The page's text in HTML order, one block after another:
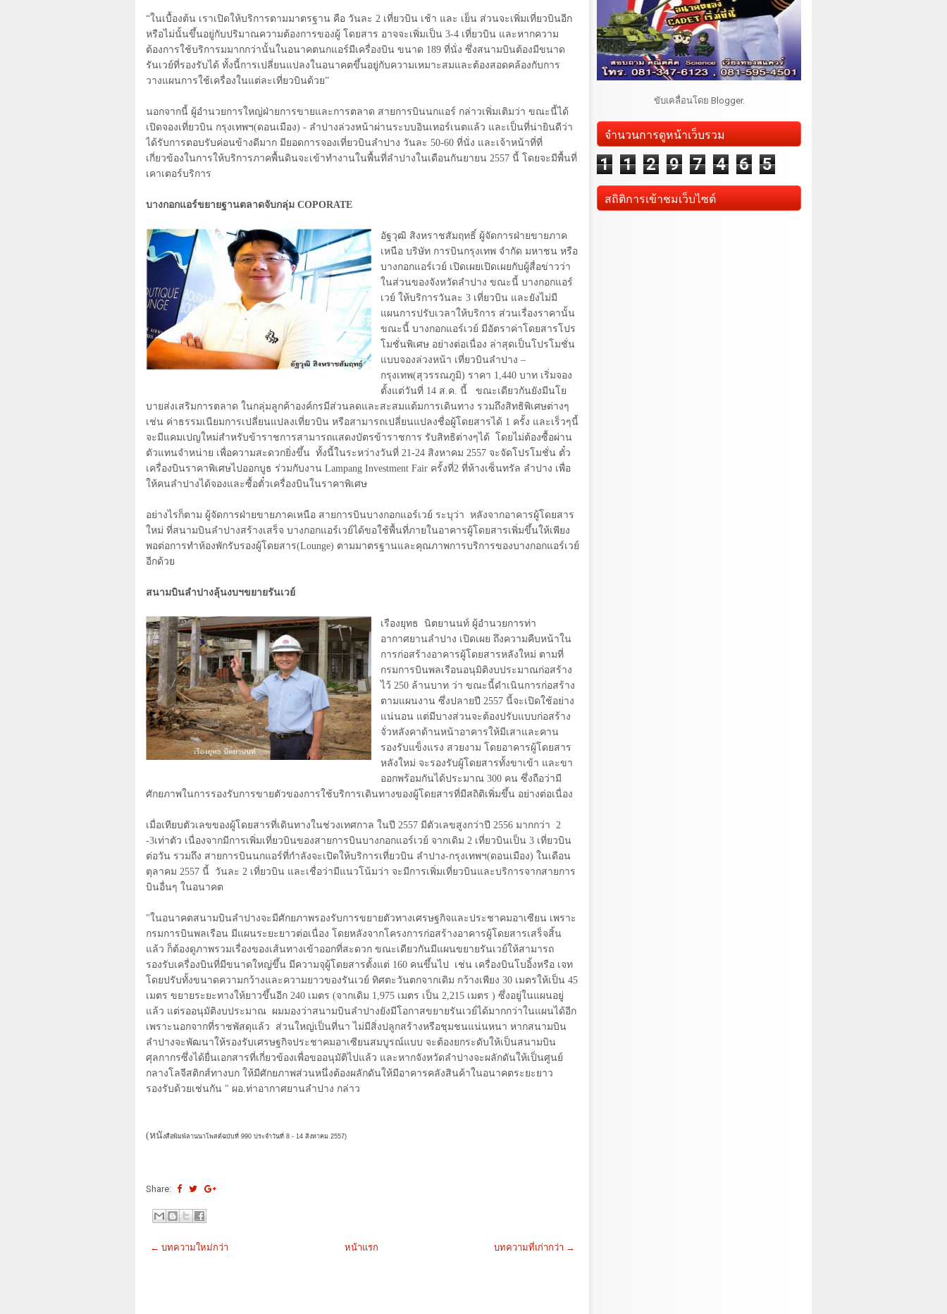
“ในเบื้องต้น เราเปิดให้บริการตามมาตรฐาน คือ วันละ 2 เที่ยวบิน เช้า และ เย็น ส่วนจะเพิ่มเที่ยวบินอีก
หรือไม่นั้นขึ้นอยู่กับปริมาณความต้องการของผู้ โดยสาร อาจจะเพิ่มเป็น 3-4 เที่ยวบิน และหากความ
ต้องการใช้บริการมมากกว่านั้นในอนาคตนกแอร์มีเครื่องบิน ขนาด 189 ที่นั่ง ซึ่งสนามบินต้องมีขนาด
รันเวย์ที่รองรับได้ ทั้งนี้การเปลี่ยนแปลงในอนาคตขึ้นอยู่กับความเหมาะสมและต้องสอดคล้องกับการ
วางแผนการใช้เครื่องในแต่ละเที่ยวบินด้วย”
นอกจากนี้ ผู้อำนวยการใหญ่ฝ่ายการขายและการตลาด สายการบินนกแอร์ กล่าวเพิ่มเติมว่า ขณะนี้ได้
เปิดจองเที่ยวบิน กรุงเทพฯ(ดอนเมือง) - ลำปางล่วงหน้าผ่านระบบอินเทอร์เนตแล้ว และเป็นที่น่ายินดีว่า
ได้รับการตอบรับค่อนข้างดีมาก มียอดการจองเที่ยวบินลำปาง วันละ 50-60 ที่นั่ง และเจ้าหน้าที่ที่
เกี่ยวข้องในการให้บริการภาคพื้นดินจะเข้าทำงานในพื้นที่ลำปางในเดือนกันยายน 2557 นี้ โดยจะมีพื้นที่
เคาเตอร์บริการ
บางกอกแอร์ขยายฐานตลาดจับกลุ่ม COPORATE
อัฐวุฒิ สิงหราชสัมฤทธิ์ ผู้จัดการฝ่ายขายภาค
เหนือ บริษัท การบินกรุงเทพ จำกัด มหาชน หรือ
บางกอกแอร์เวย์ เปิดเผยเปิดเผยกับผู้สื่อข่าวว่า
ในส่วนของจังหวัดลำปาง ขณะนี้ บางกอกแอร์
เวย์ ให้บริการวันละ 3 เที่ยวบิน และยังไม่มี
แผนการปรับเวลาให้บริการ ส่วนเรื่องราคานั้น
ขณะนี้ บางกอกแอร์เวย์ มีอัตราค่าโดยสารโปร
โมชั่นพิเศษ อย่างต่อเนื่อง ล่าสุดเป็นโปรโมชั่น
แบบจองล่วงหน้า เที่ยวบินลำปาง –
กรุงเทพ(สุวรรณภูมิ) ราคา 1,440 บาท เริ่มจอง
ตั้งแต่วันที่ 14 ส.ค. นี้
ขณะเดียวกันยังมีนโย
บายส่งเสริมการตลาด ในกลุ่มลูกค้าองค์กรมีส่วนลดและสะสมแต้มการเดินทาง รวมถึงสิทธิพิเศษต่างๆ
เช่น ค่าธรรมเนียมการเปลี่ยนแปลงเที่ยวบิน หรือสามารถเปลี่ยนแปลงชื่อผู้โดยสารได้ 1 ครั้ง และเร็วๆนี้
จะมีแคมเปญใหม่สำหรับข้าราชการสามารถแสดงบัตรข้าราชการ รับสิทธิต่างๆได้
โดยไม่ต้องซื้อผ่าน
ตัวแทนจำหน่าย เพื่อความสะดวกยิ่งขึ้น ทั้งนี้ในระหว่างวันที่ 21-24 สิงหาคม 2557 จะจัดโปรโมชั่น ตั๋ว
เครื่องบินราคาพิเศษไปออกบูธ ร่วมกับงาน Lampang Investment Fair ครั้งที่2 ที่ห้างเซ็นทรัล ลำปาง เพื่อ
ให้คนลำปางได้จองและซื้อตั๋วเครื่องบินในราคาพิเศษ
อย่างไรก็ตาม ผู้จัดการฝ่ายขายภาคเหนือ สายการบินบางกอกแอร์เวย์ ระบุว่า หลังจากอาคารผู้โดยสาร
ใหม่ ที่สนามบินลำปางสร้างเสร็จ บางกอกแอร์เวย์ได้ขอใช้พื้นที่ภายในอาคารผู้โดยสารเพิ่มขึ้นให้เพียง
พอต่อการทำห้องพักรับรองผู้โดยสาร(Lounge) ตามมาตรฐานและคุณภาพการบริการของบางกอกแอร์เวย์
อีกด้วย
สนามบินลำปางลุ้นงบฯขยายรันเวย์
เรืองยุทธ นิตยานนท์ ผู้อำนวยการท่า
อากาศยานลำปาง เปิดเผย ถึงความคืบหน้าใน
การก่อสร้างอาคารผู้โดยสารหลังใหม่ ตามที่
กรมการบินพลเรือนอนุมิติงบประมาณก่อสร้าง
ไว้ 250 ล้านบาท ว่า ขณะนี้ดำเนินการก่อสร้าง
ตามแผนงาน ซึ่งปลายปี 2557 นี้จะเปิดใช้อย่าง
แน่นอน แต่มีบางส่วนจะต้องปรับแบบก่อสร้าง
จั่วหลังคาด้านหน้าอาคารให้มีเสาและคาน
รองรับแข็งแรง สวยงาม โดยอาคารผู้โดยสาร
หลังใหม่ จะรองรับผู้โดยสารทั้งขาเข้า และขา
ออกพร้อมกันได้ประมาณ 300 คน ซึ่งถือว่ามี
ศักยภาพในการรองรับการขายตัวของการใช้บริการเดินทางของผู้โดยสารที่มีสถิติเพิ่มขึ้น อย่างต่อเนื่อง
เมื่อเทียบตัวเลขของผู้โดยสารที่เดินทางในช่วงเทศกาล ในปี 2557 มีตัวเลขสูงกว่าปี 2556 มากกว่า 2
-3เท่าตัว เนื่องจากมีการเพิ่มเที่ยวบินของสายการบินบางกอกแอร์เวย์ จากเดิม 2 เที่ยวบินเป็น 3 เที่ยวบิน
ต่อวัน รวมถึง สายการบินนกแอร์ที่กำลังจะเปิดให้บริการเที่ยวบิน ลำปาง-กรุงเทพฯ(ดอนเมือง) ในเดือน
ตุลาคม 2557 นี้
วันละ 2 เที่ยวบิน และเชื่อว่ามีแนวโน้มว่า จะมีการเพิ่มเที่ยวบินและบริการจากสายการ
บินอื่นๆ ในอนาคต
"ในอนาคตสนามบินลำปางจะมีศักยภาพรองรับการขยายตัวทางเศรษฐกิจและประชาคมอาเซียน เพราะ
กรมการบินพลเรือน มีแผนระยะยาวต่อเนื่อง โดยหลังจากโครงการก่อสร้างอาคารผู้โดยสารเสร็จสิ้น
แล้ว ก็ต้องดูภาพรวมเรื่องของเส้นทางเข้าออกที่สะดวก ขณะเดียวกันมีแผนขยายรันเวย์ให้สามารถ
รองรับเครื่องบินที่มีขนาดใหญ่ขึ้น มีความจุผู้โดยสารตั้งแต่ 160 คนขึ้นไป
เช่น เครื่องบินโบอิ้งหรือ เจท
โดยปรับทั้งขนาดความกว้างและความยาวของรันเวย์ ทิศตะวันตกจากเดิม กว้างเพียง 30 เมตรให้เป็น 45
เมตร ขยายระยะทางให้ยาวขึ้นอีก 240 เมตร (จากเดิม 1,975 เมตร เป็น 2,215 เมตร ) ซึ่งอยู่ในแผนอยู่
แล้ว แต่รออนุมัติงบประมาณ ผมมองว่าสนามบินลำปางยังมีโอกาสขยายรันเวย์ได้มากกว่าในแผนได้อีก
เพราะนอกจากที่ราชพัสดุแล้ว
ส่วนใหญ่เป็นที่นา ไม่มีสิ่งปลูกสร้างหรือชุมชนแน่นหนา หากสนามบิน
ลำปางจะพัฒนาให้รองรับเศรษฐกิจประชาคมอาเซียนสมบูรณ์แบบ จะต้องยกระดับให้เป็นสนามบิน
ศุลกากรซึ่งได้ยื่นเอกสารที่เกี่ยวข้องเพื่อขออนุมัติไปแล้ว และหากจังหวัดลำปางจะผลักดันให้เป็นศูนย์
กลางโลจีสติกส์ทางบก ให้มีศักยภาพส่วนหนึ่งต้องผลักดันให้มีอาคารคลังสินค้าในอนาคตระยะยาว
รองรับด้วยเช่นกัน " ผอ.ท่าอากาศยานลำปาง กล่าว
(หนังสือพิมพ์ลานนาโพสต์ฉบับที่ 990 ประจำวันที่ 8 - 14 สิงหาคม 2557)
Share:
← บทความใหม่กว่า บทความที่เก่ากว่า →
หน้าแรก
ขับเคลื่อนโดย Blogger.
จำนวนการดูหน้าเว็บรวม
1 1 2 9 7 4 6 5
สถิติการเข้าชมเว็บไซต์